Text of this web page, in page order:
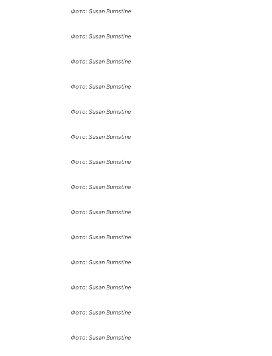
Фото: Susan Burnstine
Фото: Susan Burnstine
Фото: Susan Burnstine
Фото: Susan Burnstine
Фото: Susan Burnstine
Фото: Susan Burnstine
Фото: Susan Burnstine
Фото: Susan Burnstine
Фото: Susan Burnstine
Фото: Susan Burnstine
Фото: Susan Burnstine
Фото: Susan Burnstine
Фото: Susan Burnstine
Фото: Susan Burnstine